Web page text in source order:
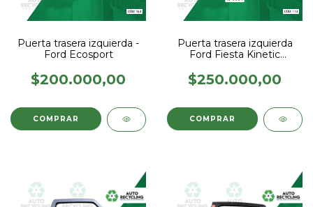
Puerta trasera izquierda -
Ford Ecosport
$200.000,00
Puerta trasera izquierda
Ford Fiesta Kinetic
$250.000,00